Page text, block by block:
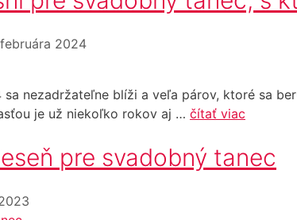
februára 2024
sa nezadržateľne blíži a veľa párov, ktoré sa
je už niekoľko rokov aj … čítať viac
pre svadobný tanec